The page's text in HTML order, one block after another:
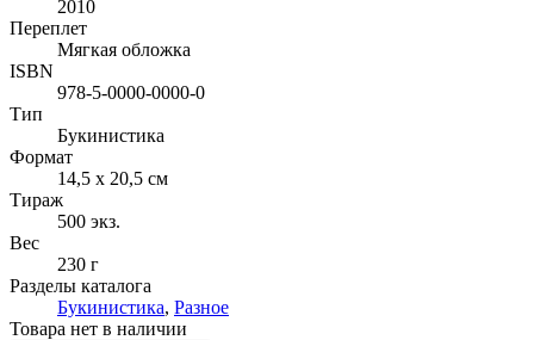
2010
Переплет
Мягкая обложка
ISBN
978-5-0000-0000-0
Тип
Букинистика
Формат
14,5 x 20,5 см
Тираж
500 экз.
Вес
230 г
Разделы каталога
Букинистика, Разное
Товара нет в наличии